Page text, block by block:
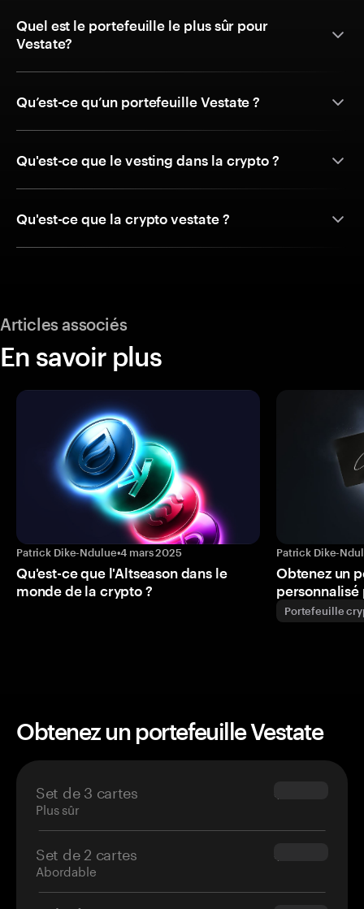
Quel est le portefeuille le plus sûr pour
Vestate?
Qu’est-ce qu’un portefeuille Vestate ?
Qu'est-ce que le vesting dans la crypto ?
Qu'est-ce que la crypto vestate ?
Articles associés
En savoir plus
Patrick Dike-Ndulue•4 mars 2025
Qu'est-ce que l'Altseason dans le
monde de la crypto ?
Patrick Dike-
Obtenez un
personnalisé
Portefeuille
Obtenez un portefeuille Vestate
Set de 3 cartes
Plus sûr
$69.90
Set de 2 cartes
Abordable
$54.90